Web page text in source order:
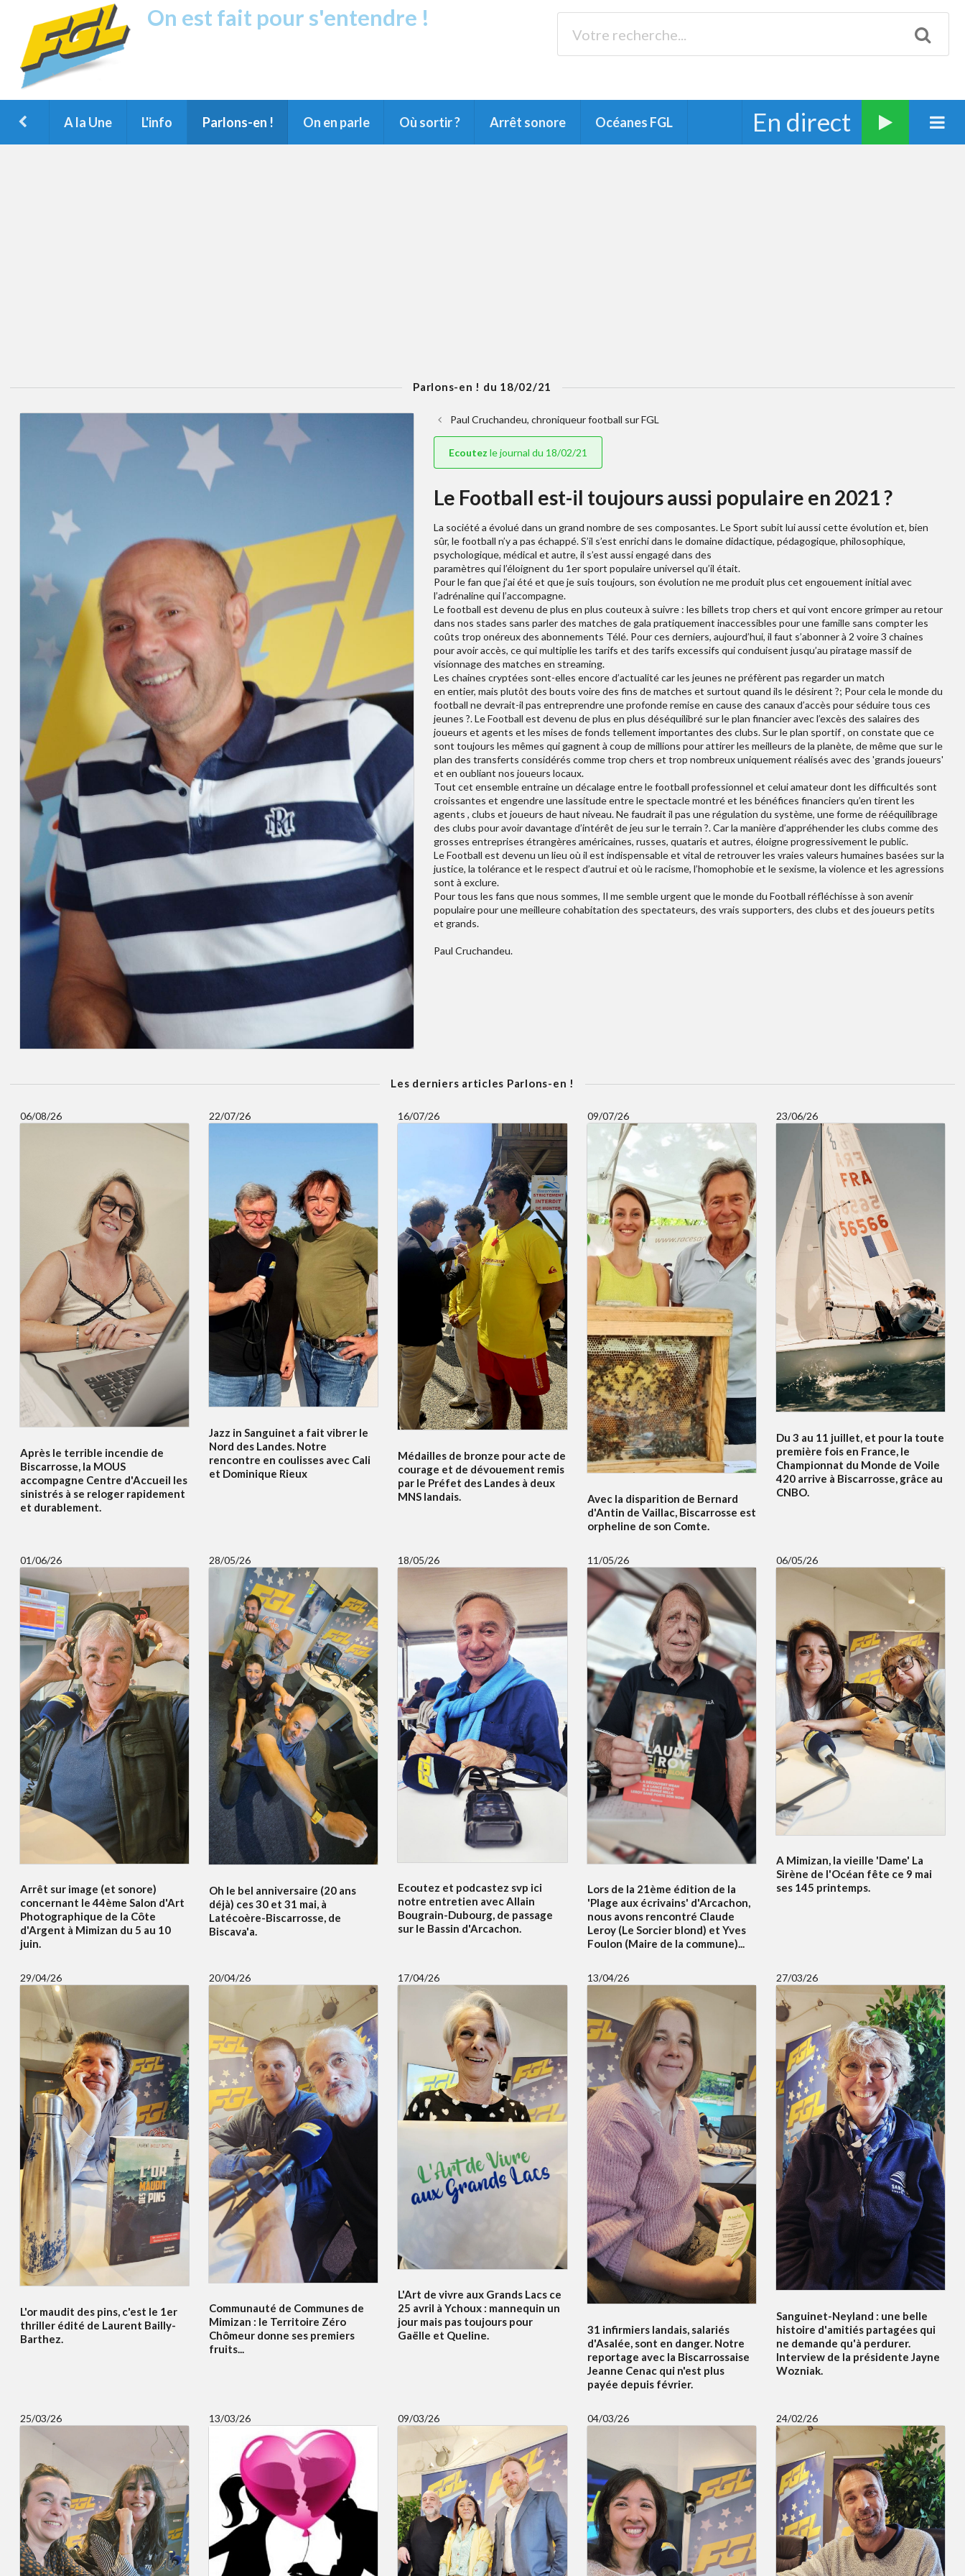
On est fait pour s'entendre !
A la Une L'info Parlons-en ! On en parle Où sortir ? Arrêt sonore Océanes FGL En direct
Parlons-en ! du 18/02/21
Paul Cruchandeu, chroniqueur football sur FGL
Ecoutez le journal du 18/02/21
Le Football est-il toujours aussi populaire en 2021 ?
La société a évolué dans un grand nombre de ses composantes. Le Sport subit lui aussi cette évolution et, bien
sûr, le football n’y a pas échappé. S’il s’est enrichi dans le domaine didactique, pédagogique, philosophique,
psychologique, médical et autre, il s’est aussi engagé dans des
paramètres qui l’éloignent du 1er sport populaire universel qu’il était.
Pour le fan que j’ai été et que je suis toujours, son évolution ne me produit plus cet engouement initial avec
l’adrénaline qui l’accompagne.
Le football est devenu de plus en plus couteux à suivre : les billets trop chers et qui vont encore grimper au retour
dans nos stades sans parler des matches de gala pratiquement inaccessibles pour une famille sans compter les
coûts trop onéreux des abonnements Télé. Pour ces derniers, aujourd’hui, il faut s’abonner à 2 voire 3 chaines
pour avoir accès, ce qui multiplie les tarifs et des tarifs excessifs qui conduisent jusqu’au piratage massif de
visionnage des matches en streaming.
Les chaines cryptées sont-elles encore d’actualité car les jeunes ne préfèrent pas regarder un match
en entier, mais plutôt des bouts voire des fins de matches et surtout quand ils le désirent ?; Pour cela le monde du
football ne devrait-il pas entreprendre une profonde remise en cause des canaux d’accès pour séduire tous ces
jeunes ?. Le Football est devenu de plus en plus déséquilibré sur le plan financier avec l’excès des salaires des
joueurs et agents et les mises de fonds tellement importantes des clubs. Sur le plan sportif , on constate que ce
sont toujours les mêmes qui gagnent à coup de millions pour attirer les meilleurs de la planète, de même que sur le
plan des transferts considérés comme trop chers et trop nombreux uniquement réalisés avec des 'grands joueurs'
et en oubliant nos joueurs locaux.
Tout cet ensemble entraine un décalage entre le football professionnel et celui amateur dont les difficultés sont
croissantes et engendre une lassitude entre le spectacle montré et les bénéfices financiers qu’en tirent les
agents , clubs et joueurs de haut niveau. Ne faudrait il pas une régulation du système, une forme de rééquilibrage
des clubs pour avoir davantage d’intérêt de jeu sur le terrain ?. Car la manière d’appréhender les clubs comme des
grosses entreprises étrangères américaines, russes, quataris et autres, éloigne progressivement le public.
Le Football est devenu un lieu où il est indispensable et vital de retrouver les vraies valeurs humaines basées sur la
justice, la tolérance et le respect d’autrui et où le racisme, l’homophobie et le sexisme, la violence et les agressions
sont à exclure.
Pour tous les fans que nous sommes, Il me semble urgent que le monde du Football réfléchisse à son avenir
populaire pour une meilleure cohabitation des spectateurs, des vrais supporters, des clubs et des joueurs petits
et grands.
Paul Cruchandeu.
Les derniers articles Parlons-en !
06/08/26
Après le terrible incendie de
Biscarrosse, la MOUS
accompagne Centre d'Accueil les
sinistrés à se reloger rapidement
et durablement.
22/07/26
Jazz in Sanguinet a fait vibrer le
Nord des Landes. Notre
rencontre en coulisses avec Cali
et Dominique Rieux
16/07/26
Médailles de bronze pour acte de
courage et de dévouement remis
par le Préfet des Landes à deux
MNS landais.
09/07/26
Avec la disparition de Bernard
d'Antin de Vaillac, Biscarrosse est
orpheline de son Comte.
23/06/26
Du 3 au 11 juillet, et pour la toute
première fois en France, le
Championnat du Monde de Voile
420 arrive à Biscarrosse, grâce au
CNBO.
01/06/26
Arrêt sur image (et sonore)
concernant le 44ème Salon d'Art
Photographique de la Côte
d'Argent à Mimizan du 5 au 10
juin.
28/05/26
Oh le bel anniversaire (20 ans
déjà) ces 30 et 31 mai, à
Latécoère-Biscarrosse, de
Biscava'a.
18/05/26
Ecoutez et podcastez svp ici
notre entretien avec Allain
Bougrain-Dubourg, de passage
sur le Bassin d'Arcachon.
11/05/26
Lors de la 21ème édition de la
'Plage aux écrivains' d'Arcachon,
nous avons rencontré Claude
Leroy (Le Sorcier blond) et Yves
Foulon (Maire de la commune)...
06/05/26
A Mimizan, la vieille 'Dame' La
Sirène de l'Océan fête ce 9 mai
ses 145 printemps.
29/04/26
L'or maudit des pins, c'est le 1er
thriller édité de Laurent Bailly-
Barthez.
20/04/26
Communauté de Communes de
Mimizan : le Territoire Zéro
Chômeur donne ses premiers
fruits...
17/04/26
L'Art de vivre aux Grands Lacs ce
25 avril à Ychoux : mannequin un
jour mais pas toujours pour
Gaëlle et Queline.
13/04/26
31 infirmiers landais, salariés
d'Asalée, sont en danger. Notre
reportage avec la Biscarrossaise
Jeanne Cenac qui n'est plus
payée depuis février.
27/03/26
Sanguinet-Neyland : une belle
histoire d'amitiés partagées qui
ne demande qu'à perdurer.
Interview de la présidente Jayne
Wozniak.
25/03/26 13/03/26 09/03/26 04/03/26 24/02/26